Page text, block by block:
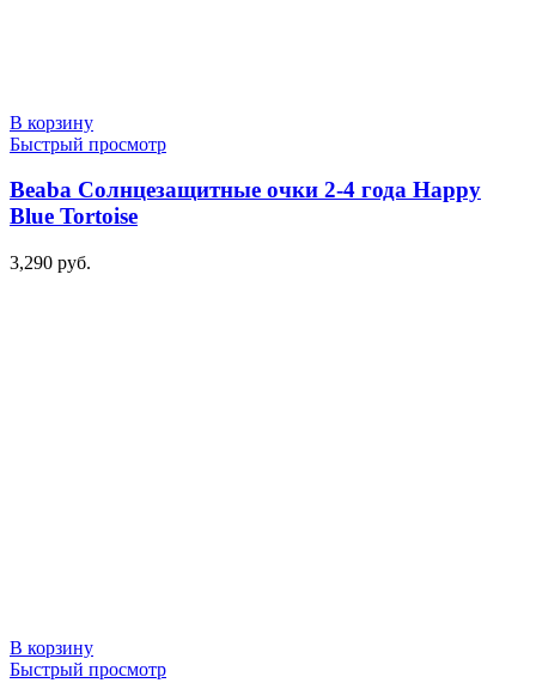
В корзину
Быстрый просмотр
Beaba Солнцезащитные очки 2-4 года Happy
Blue Tortoise
3,290 руб.
В корзину
Быстрый просмотр